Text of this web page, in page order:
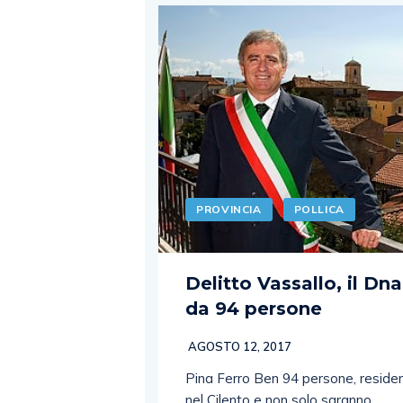
PROVINCIA POLLICA
Delitto Vassallo, il Dna
da 94 persone
AGOSTO 12, 2017
Pina Ferro Ben 94 persone,
nel Cilento e non solo saranno